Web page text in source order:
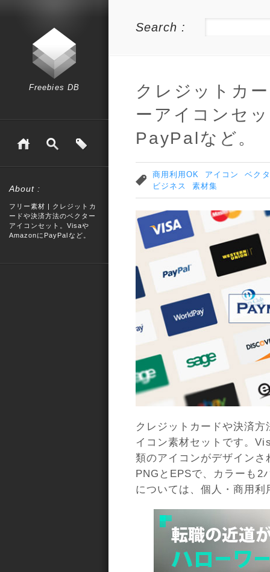
Freebies DB
About :
フリー素材 | クレジットカ
ードや決済方法のベクター
アイコンセット。Visaや
AmazonにPayPalなど。
Search :
クレジットカ
ーアイコンセ
PayPalなど。
商用利用OK アイコン
ベク
ビジネス
素材集
クレジットカードや決済
イコン素材セットです。
類のアイコンがデザイン
PNGとEPSで、カラーも2
については、個人・商用